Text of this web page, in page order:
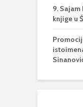
9.
knjige u